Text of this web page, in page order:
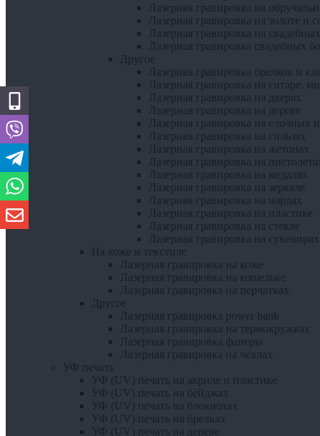
Лазерная гравировка на
Лазерная гравировка на золоте и
Лазерная гравировка на
Лазерная гравировка свадебных
Другое
Лазерная гравировка брелков и
Лазерная гравировка на гитаре,
Лазерная гравировка на дверях
Лазерная гравировка на дереве
Лазерная гравировка на елочных
Лазерная гравировка на гильзах
Лазерная гравировка на жетонах
Лазерная гравировка на
Лазерная гравировка на медалях
Лазерная гравировка на зеркале
Лазерная гравировка на нардах
Лазерная гравировка на пластике
Лазерная гравировка на стекле
Лазерная гравировка на сувенирах
На коже и текстиле
Лазерная гравировка на коже
Лазерная гравировка на кошельке
Лазерная гравировка на перчатках
Другое
Лазерная гравировка power bank
Лазерная гравировка на термокружках
Лазерная гравировка фанеры
Лазерная гравировка на чехлах
УФ печать
УФ (UV) печать на акриле и пластике
УФ (UV) печать на бейджах
УФ (UV) печать на блокнотах
УФ (UV) печать на брелках
УФ (UV) печать на дереве